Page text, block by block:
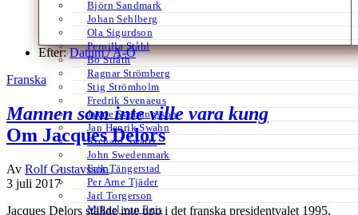
Björn Sandmark
Johan Sehlberg
Ola Sigurdson
Pernilla Ståhl
Bo Stråth
Ragnar Strömberg
Stig Strömholm
Fredrik Svenaeus
Jayne Svenungsson
Jan Henrik Swahn
Richard Swartz
John Swedenmark
Erik Tängerstad
Per Arne Tjäder
Jarl Torgerson
Mikael van Reis
Efter:Datum /A-Ö
Franska
Mannen som inte ville vara kung
Om Jacques Delors
Av Rolf Gustavsson
3 juli 2017
Jacques Delors ställde inte upp i det franska presidentvalet 1995,